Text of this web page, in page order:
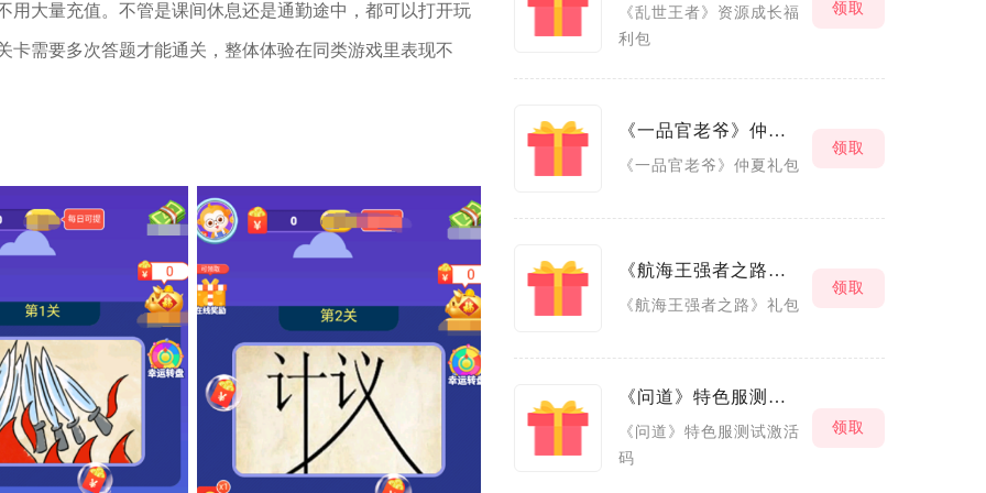
用大量充值。不管是课间休息还是通勤途中，都可以打开玩
需要多次答题才能通关，整体体验在同类游戏里表现不
《乱世王者》资源成长福
利包
领取
《一品官老爷》仲夏礼包
《一品官老爷》仲夏礼包
领取
《航海王强者之路》礼包
《航海王强者之路》礼包
领取
《问道》特色服测试激活码
《问道》特色服测试激活
码
领取